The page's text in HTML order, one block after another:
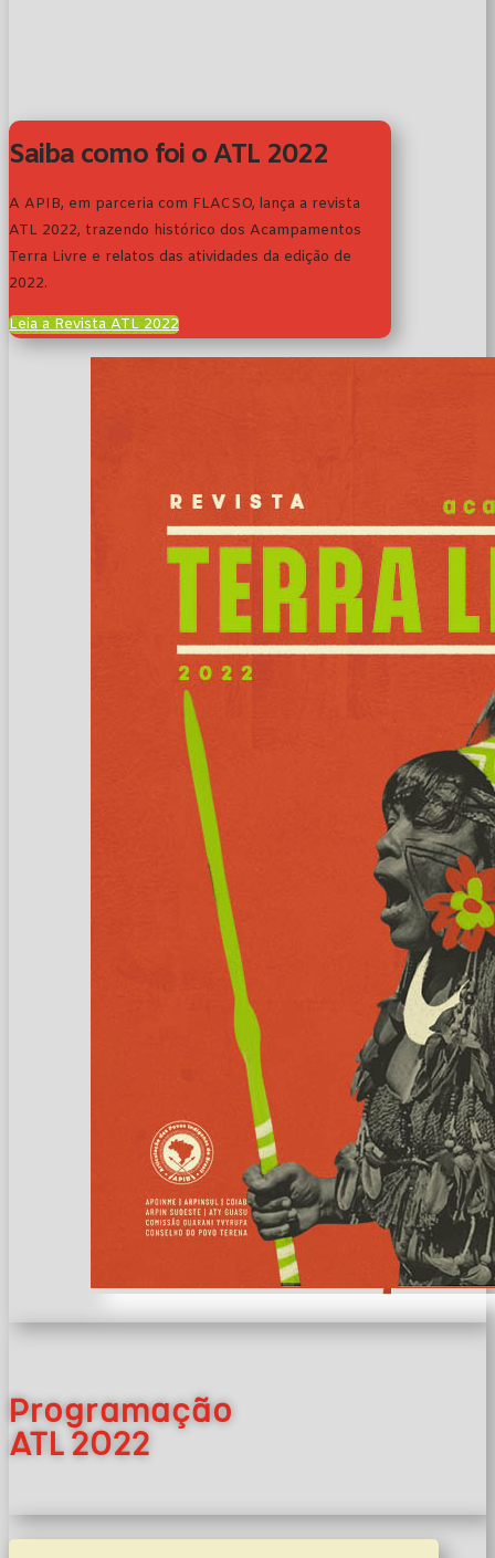
Saiba como foi o ATL 2022
A APIB, em parceria com FLACSO, lança a revista
ATL 2022, trazendo histórico dos Acampamentos
Terra Livre e relatos das atividades da edição de
2022.
Leia a Revista ATL 2022
Programação
ATL 2022